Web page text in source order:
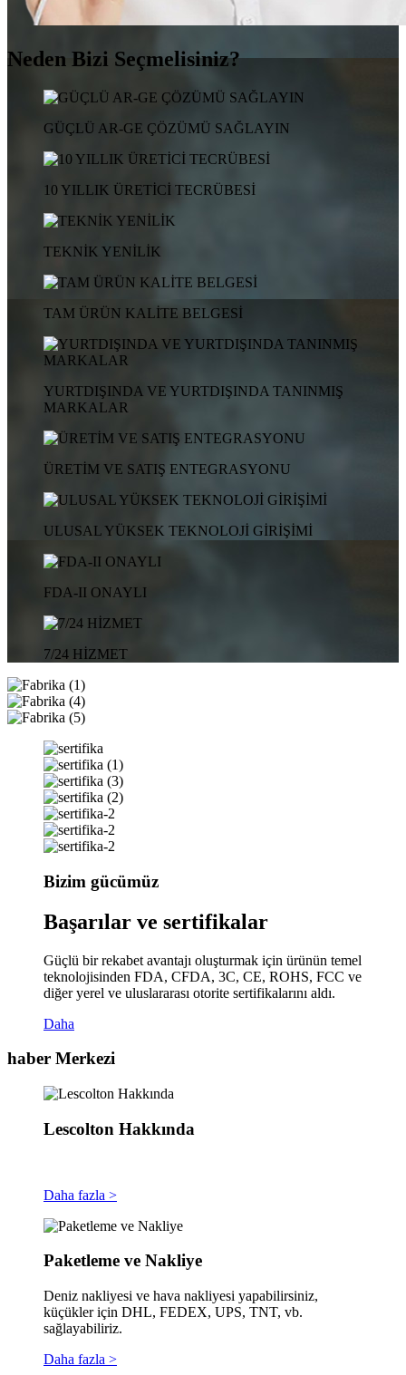
Neden Bizi Seçmelisiniz?
GÜÇLÜ AR-GE ÇÖZÜMÜ SAĞLAYIN
10 YILLIK ÜRETİCİ TECRÜBESİ
TEKNİK YENİLİK
TAM ÜRÜN KALİTE BELGESİ
YURTDIŞINDA VE YURTDIŞINDA TANINMIŞ
MARKALAR
ÜRETİM VE SATIŞ ENTEGRASYONU
ULUSAL YÜKSEK TEKNOLOJİ GİRİŞİMİ
FDA-II ONAYLI
7/24 HİZMET
Bizim gücümüz
Başarılar ve sertifikalar
Güçlü bir rekabet avantajı oluşturmak için ürünün temel
teknolojisinden FDA, CFDA, 3C, CE, ROHS, FCC ve
diğer yerel ve uluslararası otorite sertifikalarını aldı.
Daha
haber Merkezi
Lescolton Hakkında
Daha fazla >
Paketleme ve Nakliye
Deniz nakliyesi ve hava nakliyesi yapabilirsiniz,
küçükler için DHL, FEDEX, UPS, TNT, vb.
sağlayabiliriz.
Daha fazla >